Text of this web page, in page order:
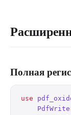
Полная
use